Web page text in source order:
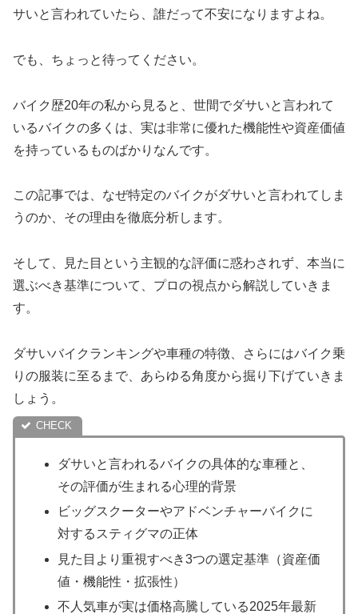
サいと言われていたら、誰だって不安になりますよね。
でも、ちょっと待ってください。
バイク歴20年の私から見ると、世間でダサいと言われて
いるバイクの多くは、実は非常に優れた機能性や資産価値
を持っているものばかりなんです。
この記事では、なぜ特定のバイクがダサいと言われてしま
うのか、その理由を徹底分析します。
そして、見た目という主観的な評価に惑わされず、本当に
選ぶべき基準について、プロの視点から解説していきま
す。
ダサいバイクランキングや車種の特徴、さらにはバイク乗
りの服装に至るまで、あらゆる角度から掘り下げていきま
しょう。
ダサいと言われるバイクの具体的な車種と、
その評価が生まれる心理的背景
ビッグスクーターやアドベンチャーバイクに
対するスティグマの正体
見た目より重視すべき3つの選定基準（資産価
値・機能性・拡張性）
不人気車が実は価格高騰している2025年最新